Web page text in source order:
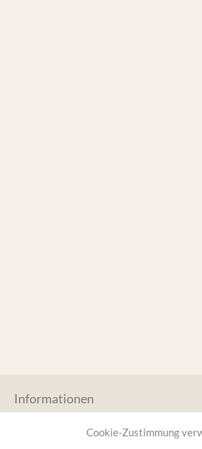
Cookie-Zustimmung
Informationen
Service & Hilfe